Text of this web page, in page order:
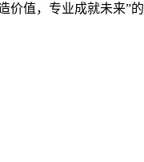
值，专业成就未来